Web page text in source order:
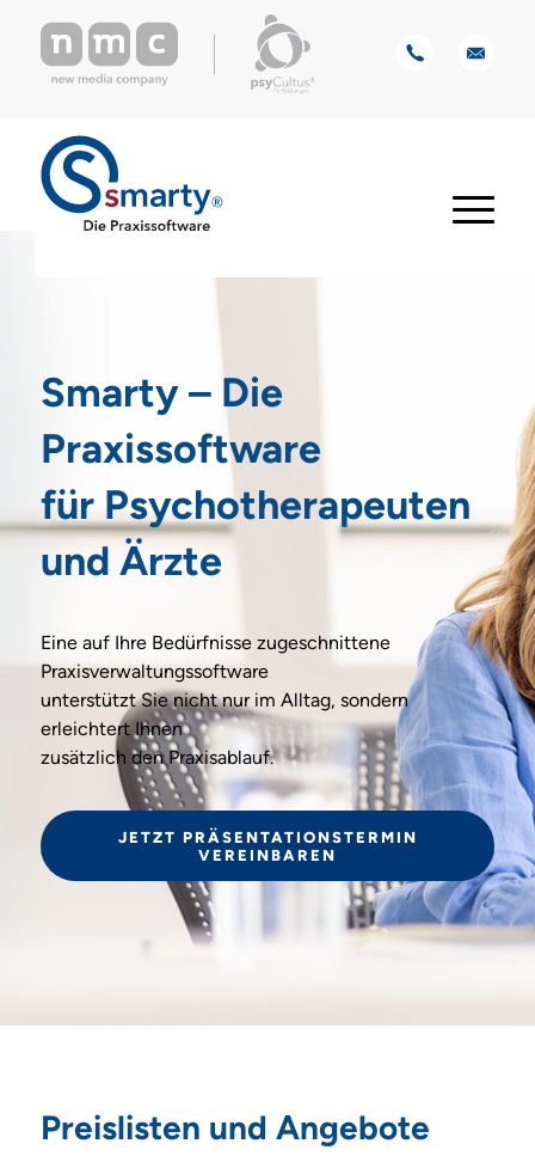
Smarty – Die
Praxissoftware
für Psycho­therapeuten
und Ärzte
Eine auf Ihre Bedürfnisse zugeschnittene
Praxisverwaltungssoftware
unterstützt Sie nicht nur im Alltag, sondern
erleichtert Ihnen
zusätzlich den Praxisablauf.
JETZT PRÄSENTATIONSTERMIN
VEREINBAREN
Preislisten und Angebote